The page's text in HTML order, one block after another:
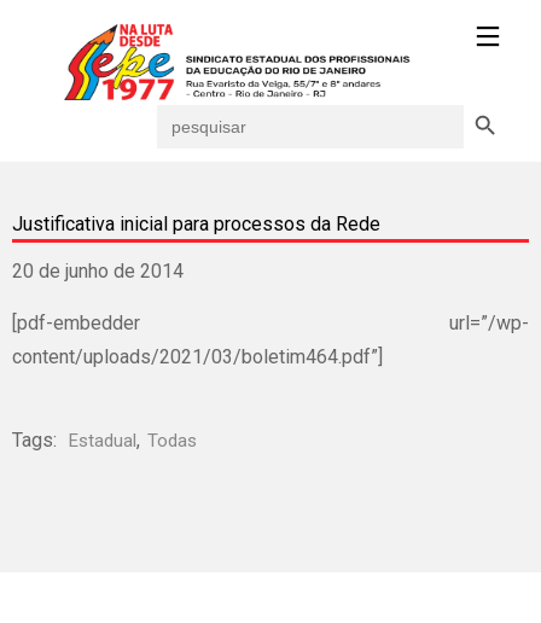
for:
Justificativa inicial para processos da Rede
20 de junho de 2014
[pdf-embedder url=”/wp-
content/uploads/2021/03/boletim464.pdf”]
Tags: Estadual, Todas